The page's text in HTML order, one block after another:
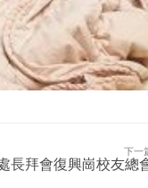
下一
長拜會復興崗校友總